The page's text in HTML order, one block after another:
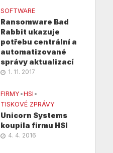
SOFTWARE
Ransomware Bad
Rabbit ukazuje
potřebu centrální a
automatizované
správy aktualizací
1. 11. 2017
FIRMY •HSI •
TISKOVÉ ZPRÁVY
Unicorn Systems
koupila firmu HSI
4. 4. 2016